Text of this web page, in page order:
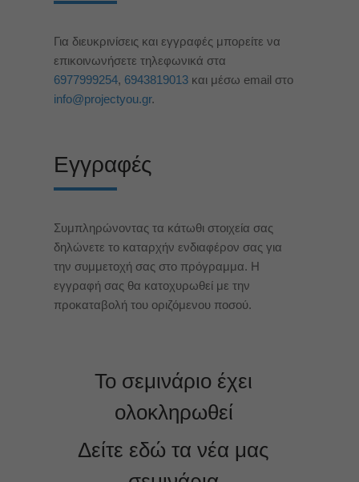
Για διευκρινίσεις και εγγραφές μπορείτε να
επικοινωνήσετε τηλεφωνικά στα
6977999254, 6943819013και μέσω email στο
info@projectyou.gr.
Εγγραφές
Συμπληρώνοντας τα κάτωθι στοιχεία σας
δηλώνετε το καταρχήν ενδιαφέρον σας για
την συμμετοχή σας στο πρόγραμμα. Η
εγγραφή σας θα κατοχυρωθεί με την
προκαταβολή του οριζόμενου ποσού.
Το σεμινάριο έχει
ολοκληρωθεί
Δείτε εδώ τα νέα μας